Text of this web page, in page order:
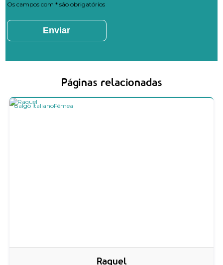
Os campos com * são obrigatórios
Páginas relacionadas
Raquel
Galgo ItalianoFêmea